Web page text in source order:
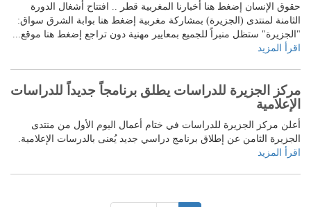
حقوق الإنسان إضغط هنا أخبارنا المغربية قطر .. افتتاح أشغال الدورة
الثامنة لمنتدى (الجزيرة) بمشاركة مغربية إضغط هنا بوابة الشرق سواق:
"الجزيرة" ستظل منبراً للجميع بمعايير مهنية دون تراجع إضغط هنا موقع...
اقرأ المزيد
مركز الجزيرة للدراسات يطلق برنامجاً جديداً للدراسات
الإعلامية
أعلن مركز الجزيرة للدراسات في ختام أعمال اليوم الأول من منتدى
الجزيرة الثامن عن إطلاق برنامج دراسي جديد يُعنى بالدرسات الإعلامية.
اقرأ المزيد